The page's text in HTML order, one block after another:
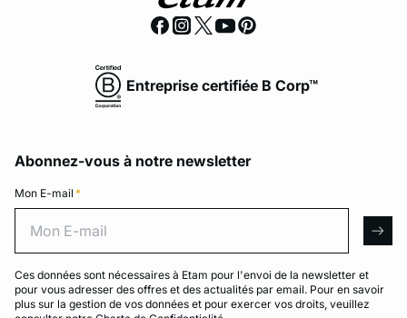
Entreprise certifiée B Corp™
Abonnez-vous à notre newsletter
Mon E-mail *
Ces données sont nécessaires à Etam pour l'envoi de la newsletter et
pour vous adresser des offres et des actualités par email. Pour en savoir
plus sur la gestion de vos données et pour exercer vos droits, veuillez